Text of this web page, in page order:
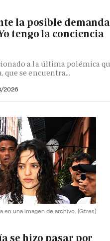
la posible demanda
tengo la conciencia
a la última polémica
que se encuentra...
2026
en una imagen de archivo. (Gtres)
se hizo pasar por